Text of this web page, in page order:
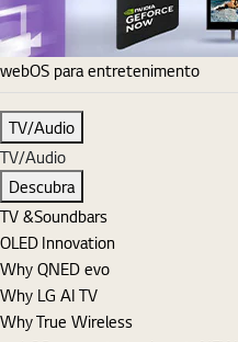
webOS para entretenimento
TV/Audio
TV/Audio
Descubra
TV &Soundbars
OLED Innovation
Why QNED evo
Why LG AI TV
Why True Wireless